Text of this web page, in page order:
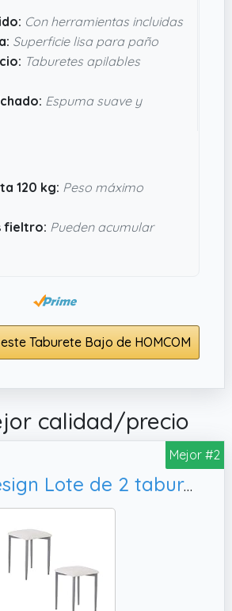
listo. También, que se puedan
montón para ahorrar espacio sin
Por lo que veo, están
durar y proteger el suelo
de fieltro. En definitiva,
práctica y sin
Con herramientas incluidas
Superficie lisa para paño
Taburetes apilables
Espuma suave y
120 kg: Peso máximo
fieltro: Pueden acumular
Taburete Bajo de HOMCOM
calidad/precio
Mejor #2
Noorsk Design Lote de 2 taburetes Bajos de Cocina París (Blanco)